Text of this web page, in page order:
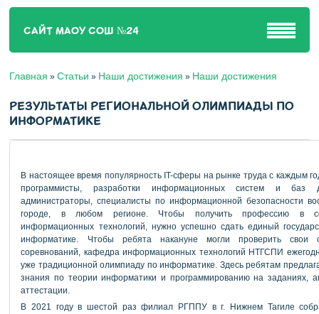
САЙТ МАОУ СОШ №24
Главная »Статьи » Наши достижения » Наши достижения
РЕЗУЛЬТАТЫ РЕГИОНАЛЬНОЙ ОЛИМПИАДЫ ПО
ИНФОРМАТИКЕ
В настоящее время популярность IT-сферы на рынке труда с каждым
программисты, разработки информационных систем и баз
администраторы, специалисты по информационной безопасности
городе, в любом регионе. Чтобы получить профессию в
информационных технологий, нужно успешно сдать единый
информатике. Чтобы ребята накануне могли проверить
соревнований, кафедра информационных технологий НТГСПИ
уже традиционной олимпиаду по информатике. Здесь ребятам
знания по теории информатики и программированию на заданиях,
аттестации.
В 2021 году в шестой раз филиал РГППУ в г. Нижнем Тагиле